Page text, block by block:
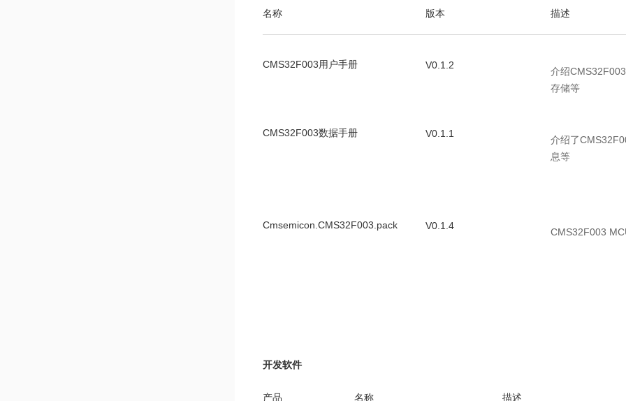
名称 版本 描述
CMS32F003用户手册 V0.1.2
介绍
存储等
CMS32F003数据手册 V0.1.1
介绍了
息等
Cmsemicon.CMS32F003.pack V0.1.4
CMS32F003
开发软件
产品 名称 描述